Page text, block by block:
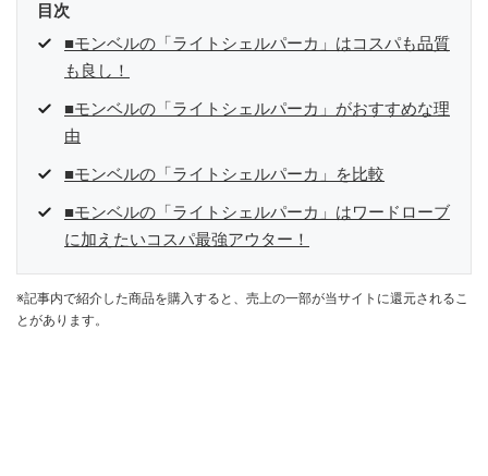
目次
■モンベルの「ライトシェルパーカ」はコスパも品質
も良し！
■モンベルの「ライトシェルパーカ」がおすすめな理
由
■モンベルの「ライトシェルパーカ」を比較
■モンベルの「ライトシェルパーカ」はワードローブ
に加えたいコスパ最強アウター！
※記事内で紹介した商品を購入すると、売上の一部が当サイトに還元されるこ
とがあります。